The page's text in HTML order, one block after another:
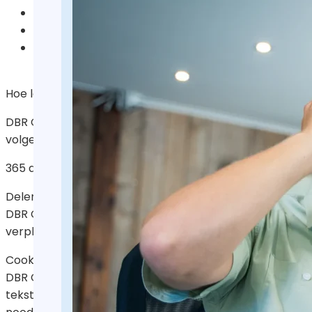
U te kunnen bellen of e-mailen indien dit nodig is
DBR Groep analyseert uw gedrag op de
Hoe lang we persoonsgegevens bewaren
DBR Groep bewaart uw persoonsgegevens niet langer
volgende bewaartermijnen voor de volgende
365 dagen
Delen van persoonsgegevens met derden
DBR Groep verstrekt uitsluitend aan derden en alleen
verplichting.
Cookies, of vergelijkbare technieken, die wij gebruiken
DBR Groep gebruikt alleen technische en functionele
tekstbestand dat bij het eerste bezoek aan deze